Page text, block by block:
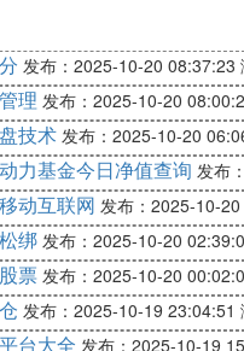
成功上市的中国企
新东方、中国铝业、中
育、永新视博、英利、
色、博润、人人公司、
一嗨租车、钜派、宜人
团
络技术有限公司（简称
团经营多项业务，另外
发布：2025-10-20 08:37:23
理 发布：2025-10-20
技术 发布：2025-10-20
力基金今日净值查询 发布
动互联网 发布：2025-10-
绑发布：2025-10-20
票 发布：2025-10-20
发布：2025-10-19 23:04:51
台大全 发布：2025-10-19